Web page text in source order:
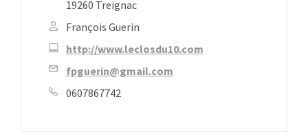
19260 Treignac
François Guerin
http://www.leclosdu10.com
fpguerin@gmail.com
0607867742